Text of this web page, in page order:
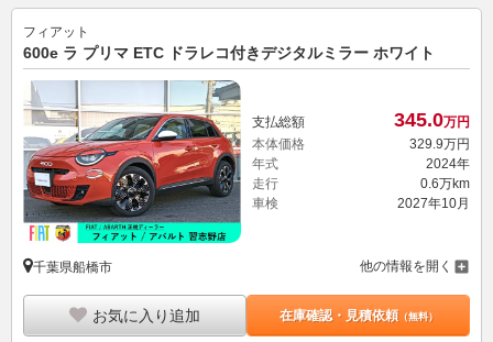
フィアット
600e ラ プリマ ETC ドラレコ付きデジタルミラー ホワイト
支払総額 345.0万円
本体価格
329.9万円
年式
2024年
走行
0.6万km
車検
2027年10月
千葉県船橋市 他の情報を開く
お気に入り追加 在庫確認・見積依頼（無料）